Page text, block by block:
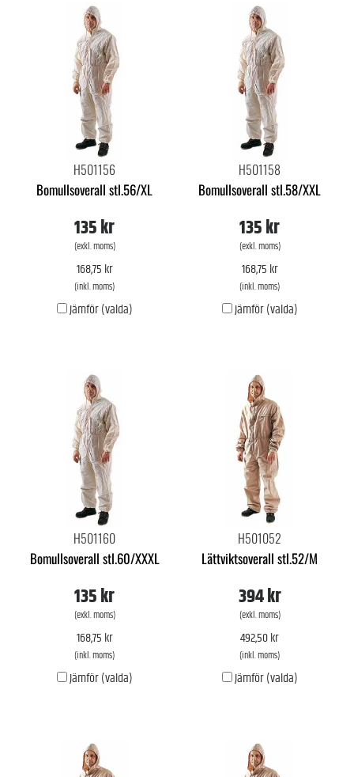
H501156
Bomullsoverall stl.56/XL
135 kr
(exkl. moms)
168,75 kr
(inkl. moms)
Jämför (valda)
H501158
Bomullsoverall stl.58/XXL
135 kr
(exkl. moms)
168,75 kr
(inkl. moms)
Jämför (valda)
H501160
Bomullsoverall stl.60/XXXL
135 kr
(exkl. moms)
168,75 kr
(inkl. moms)
Jämför (valda)
H501052
Lättviktsoverall stl.52/M
394 kr
(exkl. moms)
492,50 kr
(inkl. moms)
Jämför (valda)